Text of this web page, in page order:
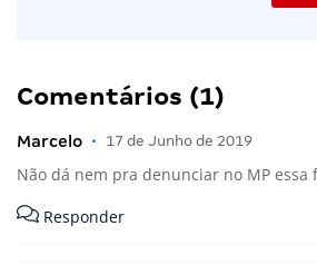
Comentários (1)
Marcelo • 17 de Junho de 2019
Não dá nem pra denunciar no MP essa
Responder